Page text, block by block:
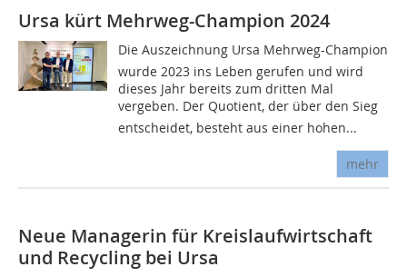
Ursa kürt Mehrweg-Champion 2024
Die Auszeichnung Ursa Mehrweg-Champion
wurde 2023 ins Leben gerufen und wird
dieses Jahr bereits zum dritten Mal
vergeben. Der Quotient, der über den Sieg
entscheidet, besteht aus einer hohen...
mehr
Neue Managerin für Kreislaufwirtschaft
und Recycling bei Ursa